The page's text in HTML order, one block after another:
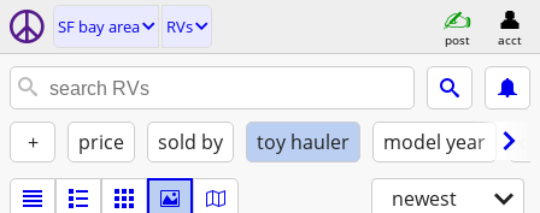
SF bay area RVs
post acct
+ price sold by toy hauler model year
newest